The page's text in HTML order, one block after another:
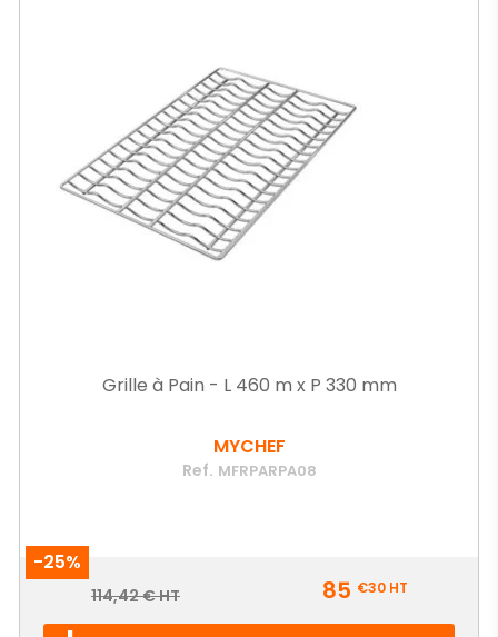
Grille à Pain - L 460 m x P 330 mm
MYCHEF
Ref. MFRPARPA08
-25%
Prix
Prix
114,42 € HT 85 €30HT